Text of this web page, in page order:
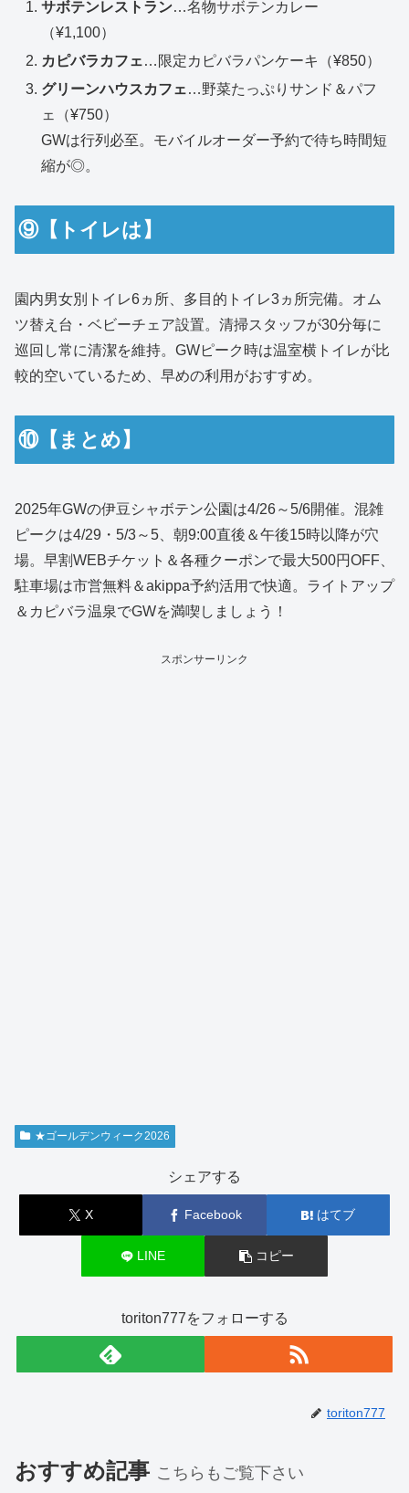
サボテンレストラン…名物サボテンカレー
（¥1,100）
カピバラカフェ…限定カピバラパンケーキ（¥850）
グリーンハウスカフェ…野菜たっぷりサンド＆パフ
ェ（¥750）
GWは行列必至。モバイルオーダー予約で待ち時間短
縮が◎。
⑨【トイレは】
園内男女別トイレ6ヵ所、多目的トイレ3ヵ所完備。オム
ツ替え台・ベビーチェア設置。清掃スタッフが30分毎に
巡回し常に清潔を維持。GWピーク時は温室横トイレが比
較的空いているため、早めの利用がおすすめ。
⑩【まとめ】
2025年GWの伊豆シャボテン公園は4/26～5/6開催。混雑
ピークは4/29・5/3～5、朝9:00直後＆午後15時以降が穴
場。早割WEBチケット＆各種クーポンで最大500円OFF、
駐車場は市営無料＆akippa予約活用で快適。ライトアップ
＆カピバラ温泉でGWを満喫しましょう！
スポンサーリンク
★ゴールデンウィーク2026
シェアする
X Facebook はてブ
LINE コピー
toriton777をフォローする
toriton777
おすすめ記事 こちらもご覧下さい